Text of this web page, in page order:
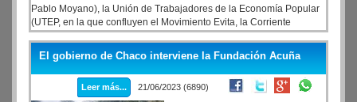
Pablo Moyano), la Unión de Trabajadores de la Economía Popular
(UTEP, en la que confluyen el Movimiento Evita, la Corriente
Clasista y Combativa, Barrios de Pie, y el MTE, de Juan Grabois,
entre otros).
El gobierno de Chaco interviene la Fundación Acuña
Leer más... 21/06/2023 (6890)